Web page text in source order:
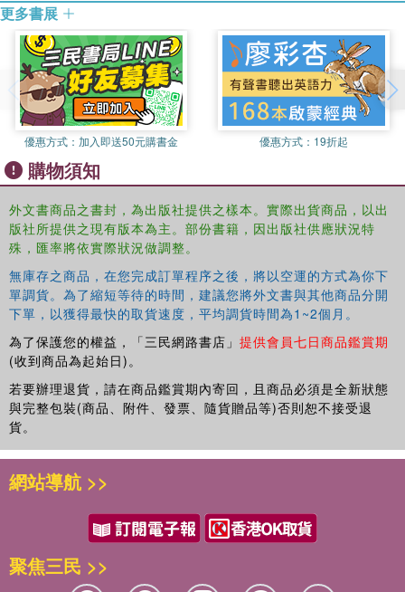
更多書展
優惠方式： 加入即送50元購書金 優惠方式： 19折起
購物須知
外文書商品之書封，為出版社提供之樣本。實際出貨商品，以出
版社所提供之現有版本為主。部份書籍，因出版社供應狀況特
殊，匯率將依實際狀況做調整。
無庫存之商品，在您完成訂單程序之後，將以空運的方式為你下
單調貨。為了縮短等待的時間，建議您將外文書與其他商品分開
下單，以獲得最快的取貨速度，平均調貨時間為1~2個月。
為了保護您的權益，「三民網路書店」 提供會員七日商品鑑賞期
(收到商品為起始日)。
若要辦理退貨，請在商品鑑賞期內寄回，且商品必須是全新狀態
與完整包裝(商品、附件、發票、隨貨贈品等)否則恕不接受退
貨。
網站導航 >>
聚焦三民 >>